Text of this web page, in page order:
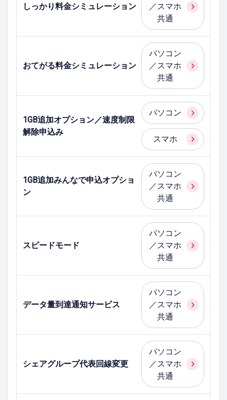
しっかり料金シミュレーション
／スマホ
共通
おてがる料金シミュレーション
パソコン
／スマホ
共通
1GB追加オプション／速度制限
解除申込み
パソコン
スマホ
1GB追加みんなで申込オプショ
ン
パソコン
／スマホ
共通
スピードモード
パソコン
／スマホ
共通
データ量到達通知サービス
パソコン
／スマホ
共通
シェアグループ代表回線変更
パソコン
／スマホ
共通